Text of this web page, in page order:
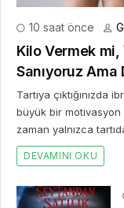
10 saat önce
Kilo Vermek mi,
Sanıyoruz Ama
Tartıya
büyük bir motivasyon
zaman yalnızca
DEVAMINI OKU